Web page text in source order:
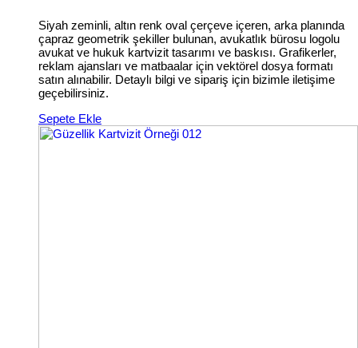
Siyah zeminli, altın renk oval çerçeve içeren, arka planında
çapraz geometrik şekiller bulunan, avukatlık bürosu logolu
avukat ve hukuk kartvizit tasarımı ve baskısı. Grafikerler,
reklam ajansları ve matbaalar için vektörel dosya formatı
satın alınabilir. Detaylı bilgi ve sipariş için bizimle iletişime
geçebilirsiniz.
Sepete Ekle